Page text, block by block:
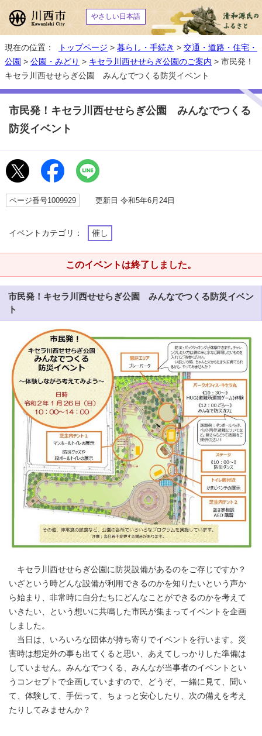
やさしい日本語
現在の位置： トップページ > 暮らし・手続き > 交通・道路・住宅・
公園 > 公園・みどり > キセラ川西せせらぎ公園のご案内 > 市民発！
キセラ川西せせらぎ公園 みんなでつくる防災イベント
市民発！キセラ川西せせらぎ公園 みんなでつくる
防災イベント
ページ番号1009929 更新日 令和5年6月24日
イベントカテゴリ： 催し
このイベントは終了しました。
市民発！キセラ川西せせらぎ公園 みんなでつくる防災イベン
ト
キセラ川西せせらぎ公園に防災設備があるのをご存じですか？
いざという時どんな設備が利用できるのかを知りたいという声か
ら始まり、非常時に自分たちにどんなことができるのかを考えて
いきたい、という想いに共鳴した市民が集まってイベントを企画
しました。
当日は、いろいろな団体が持ち寄りでイベントを行います。災
害時は想定外の事も出てくると思い、あえてしっかりした準備は
していません。みんなでつくる、みんなが当事者のイベントとい
うコンセプトで企画していますので、どうぞ、一緒に見て、聞い
て、体験して、手伝って、ちょっと安心したり、次の備えを考え
たりしてみませんか？